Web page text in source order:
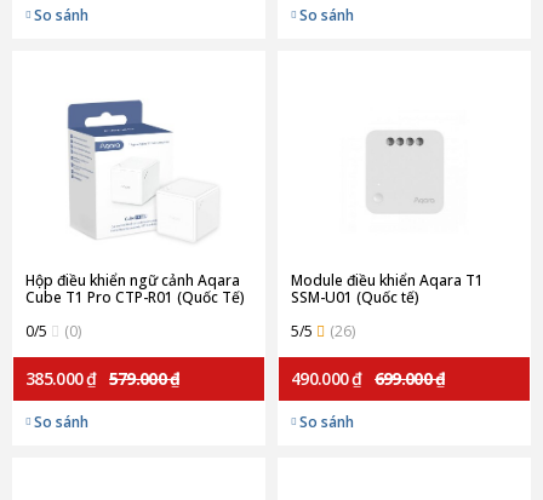
So sánh So sánh
Hộp điều khiển ngữ cảnh Aqara
Cube T1 Pro CTP-R01 (Quốc Tế)
0/5
(0)
385.000 ₫ 579.000 ₫
So sánh
Module điều khiển Aqara T1
SSM-U01 (Quốc tế)
5/5
(26)
490.000 ₫ 699.000 ₫
So sánh